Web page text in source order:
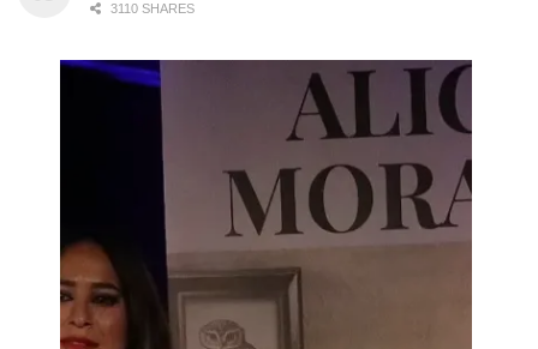
3110 SHARES